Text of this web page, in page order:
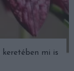
mi is